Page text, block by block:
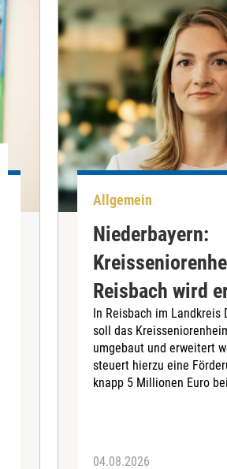
Allgemein
Niederbayern:
Reisbach wird
In Reisbach im Landkreis
soll das
umgebaut und erweitert
steuert hierzu eine
knapp 5 Millionen Euro
04.08.2026